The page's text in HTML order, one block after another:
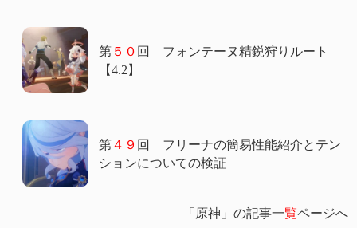
第５０ 回 フォンテーヌ精鋭狩りルート
【4.2】
第４９ 回 フリーナの簡易性能紹介とテン
ションについての検証
「原神」の記事一覧ページへ